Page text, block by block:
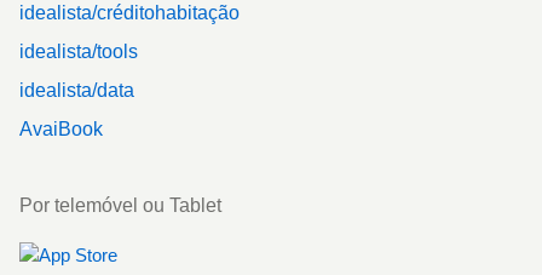
idealista/créditohabitação
idealista/tools
idealista/data
AvaiBook
Por telemóvel ou Tablet